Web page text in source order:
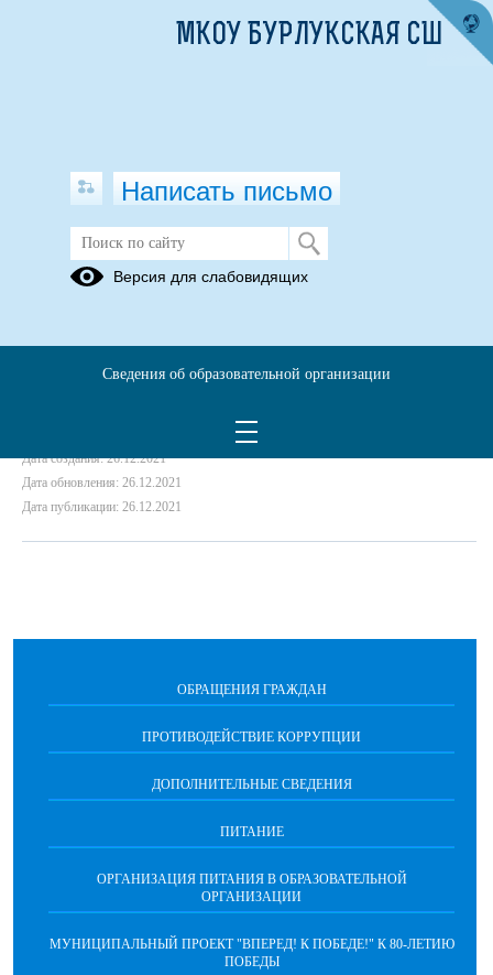
Телефон Доверия
Дата создания: 26.12.2021
Дата обновления: 26.12.2021
Дата публикации: 26.12.2021
ОБРАЩЕНИЯ ГРАЖДАН
ПРОТИВОДЕЙСТВИЕ КОРРУПЦИИ
ДОПОЛНИТЕЛЬНЫЕ СВЕДЕНИЯ
ПИТАНИЕ
ОРГАНИЗАЦИЯ ПИТАНИЯ В ОБРАЗОВАТЕЛЬНОЙ
ОРГАНИЗАЦИИ
МУНИЦИПАЛЬНЫЙ ПРОЕКТ "ВПЕРЕД! К ПОБЕДЕ!" К 80-ЛЕТИЮ
ПОБЕДЫ
МКОУ БУРЛУКСКАЯ СШ
Написать письмо
Версия для слабовидящих
Сведения об образовательной организации